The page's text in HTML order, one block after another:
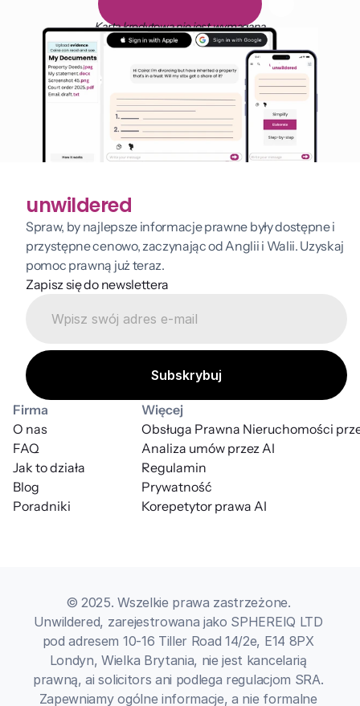
o ny
Karta kredytowa nie jest wymagana
unwildered
Spraw, by najlepsze informacje prawne były dostępne i
przystępne cenowo, zaczynając od Anglii i Walii. Uzyskaj
pomoc prawną już teraz.
Zapisz się do newslettera
Firma
O nas
FAQ
Jak to działa
Blog
Poradniki
Więcej
Regulamin
Analiza umów przez AI
Korepetytor prawa AI
Prywatność
Obsługa Prawna Nieruchomości
© 2025. Wszelkie prawa zastrzeżone.
Unwildered, zarejestrowana jako SPHEREIQ LTD
pod adresem 10-16 Tiller Road 14/2e, E14 8PX
Londyn, Wielka Brytania, nie jest kancelarią
prawną, ai solicitors ani podlega regulacjom SRA.
Zapewniamy ogólne informacje, a nie formalne